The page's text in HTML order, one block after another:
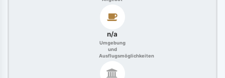
n/a
Umgebung
und
Ausflugsmöglichkeiten